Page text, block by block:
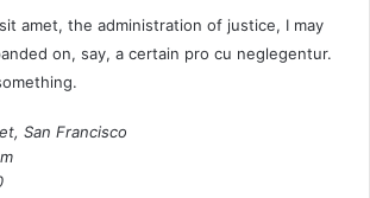
amet, the administration of justice, I may
on, say, a certain pro cu neglegentur.
San Francisco